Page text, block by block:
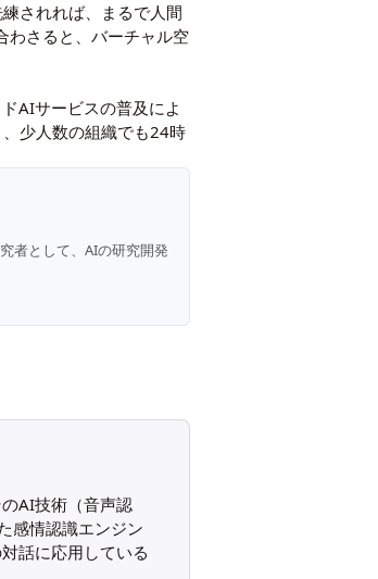
されれば、まるで人間
わさると、バーチャル空
AIサービスの普及によ
少人数の組織でも24時
者として、AIの研究開発
AI技術（音声認
感情認識エンジン
話に応用している